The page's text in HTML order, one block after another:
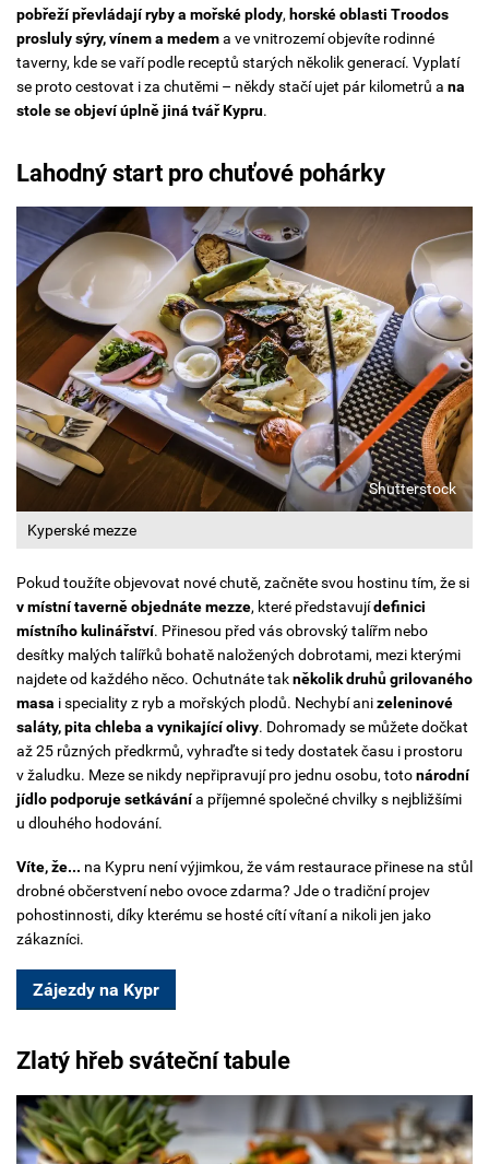
pobřeží převládají ryby a mořské plody, horské oblasti Troodos
prosluly sýry, vínem a medema ve vnitrozemí objevíte rodinné
taverny, kde se vaří podle receptů starých několik generací. Vyplatí
se proto cestovat i za chutěmi – někdy stačí ujet pár kilometrů a na
stole se objeví úplně jiná tvář Kypru.
Lahodný start pro chuťové pohárky
Kyperské mezze
Shutterstock
Pokud toužíte objevovat nové chutě, začněte svou hostinu tím, že si
v místní taverně objednátemezze, které představujídefinici
místního kulinářství. Přinesou před vás obrovský talířm nebo
desítky malých talířků bohatě naložených dobrotami, mezi kterými
najdete od každého něco. Ochutnáte takněkolik druhů grilovaného
masa i speciality z ryb a mořských plodů. Nechybí anizeleninové
saláty, pita chleba a vynikající olivy. Dohromady se můžete dočkat
až 25 různých předkrmů, vyhraďte si tedy dostatek času i prostoru
v žaludku. Meze se nikdy nepřipravují pro jednu osobu, totonárodní
jídlo podporuje setkávánía příjemné společné chvilky s nejbližšími
u dlouhého hodování.
Víte, že... na Kypru není výjimkou, že vám restaurace přinese na stůl
drobné občerstvení nebo ovoce zdarma? Jde o tradiční projev
pohostinnosti, díky kterému se hosté cítí vítaní a nikoli jen jako
zákazníci.
Zájezdy na Kypr
Zlatý hřeb sváteční tabule